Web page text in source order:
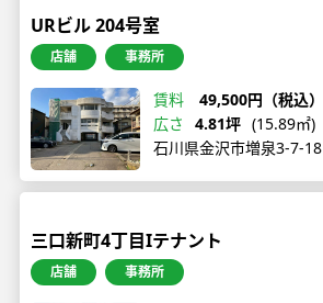
URビル 204号室
店舗 事務所
賃料
49,500円（税込）
広さ
4.81坪 (15.89㎡)
石川県金沢市増泉3-7-18
三口新町4丁目Iテナント
店舗 事務所